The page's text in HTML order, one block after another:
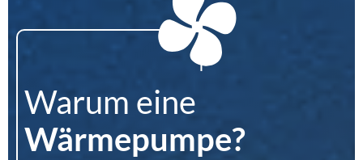
Warum eine
Wärmepumpe?